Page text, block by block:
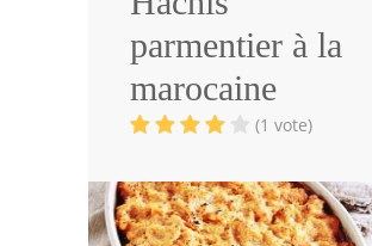
Volailles
Cuisines Orientales
Pâtisseries Orientales
Cuisine Algérienne
parmentier à la
marocaine
(1 vote)